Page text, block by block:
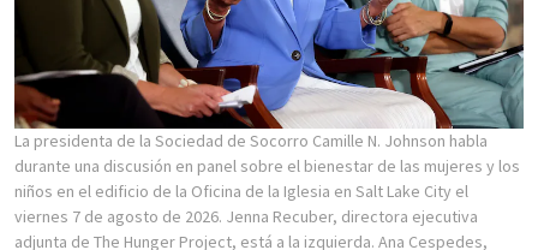
La presidenta de la Sociedad de Socorro Camille N. Johnson habla
durante una discusión en panel sobre el bienestar de las mujeres y los
niños en el edificio de la Oficina de la Iglesia en Salt Lake City el
viernes 7 de agosto de 2026. Jenna Recuber, directora ejecutiva
adjunta de The Hunger Project, está a la izquierda. Ana Cespedes,